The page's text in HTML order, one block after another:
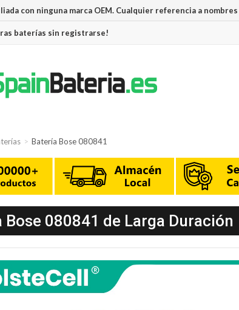
con ninguna marca OEM. Cualquier referencia a
baterías sin registrarse!
Batería Bose 080841
Bose 080841 de Larga Duración